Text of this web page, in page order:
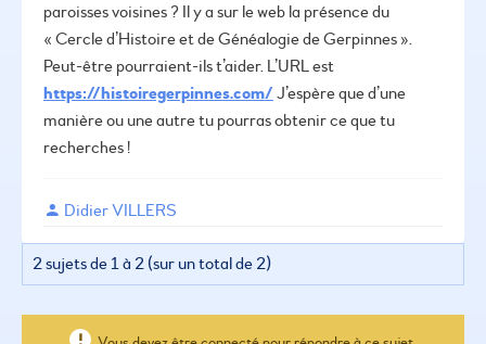
Didier VILLERS
paroisses voisines ? Il y a sur le web la présence du
« Cercle d’Histoire et de Généalogie de Gerpinnes ».
Peut-être pourraient-ils t’aider. L’URL est
https://histoiregerpinnes.com/ J’espère que d’une
manière ou une autre tu pourras obtenir ce que tu
recherches !
2 sujets de 1 à 2 (sur un total de 2)